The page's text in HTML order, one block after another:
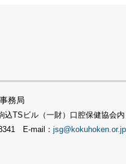
務局
込TSビル（一財）口腔保健協会内
E-mail： jsg@kokuhoken.or.jp